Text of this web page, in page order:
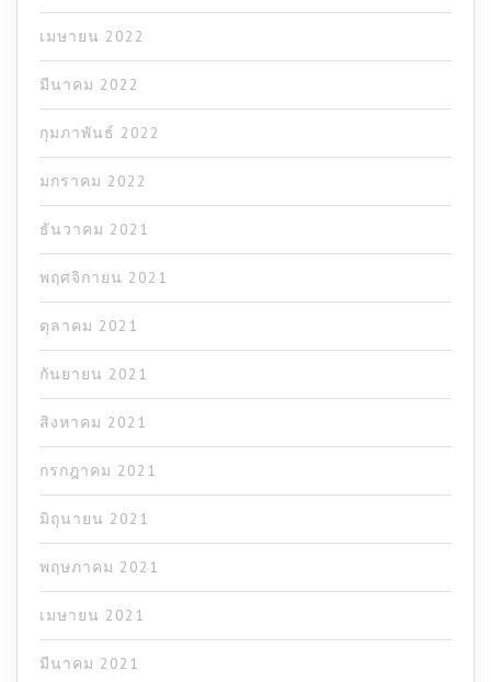
เมษายน 2022
มีนาคม 2022
กุมภาพันธ์ 2022
มกราคม 2022
ธันวาคม 2021
พฤศจิกายน 2021
ตุลาคม 2021
กันยายน 2021
สิงหาคม 2021
กรกฎาคม 2021
มิถุนายน 2021
พฤษภาคม 2021
เมษายน 2021
มีนาคม 2021